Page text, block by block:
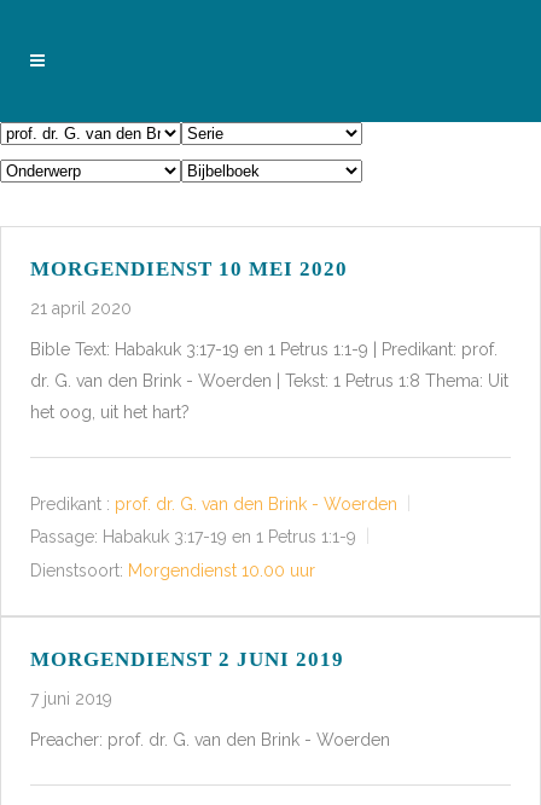
MORGENDIENST 10 MEI 2020
21 april 2020
Bible Text: Habakuk 3:17-19 en 1 Petrus 1:1-9 | Predikant: prof.
dr. G. van den Brink - Woerden | Tekst: 1 Petrus 1:8 Thema: Uit
het oog, uit het hart?
Predikant : prof. dr. G. van den Brink - Woerden
Passage: Habakuk 3:17-19 en 1 Petrus 1:1-9
Dienstsoort: Morgendienst 10.00 uur
MORGENDIENST 2 JUNI 2019
7 juni 2019
Preacher: prof. dr. G. van den Brink - Woerden